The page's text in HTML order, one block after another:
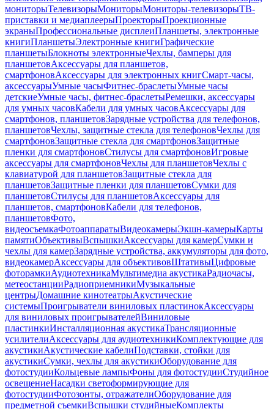
мониторыТелевизорыМониторыМониторы-телевизорыТВ-
приставки и медиаплеерыПроекторыПроекционные
экраныПрофессиональные дисплеиПланшеты, электронные
книгиПланшетыЭлектронные книгиГрафические
планшетыБлокноты электронныеЧехлы, бамперы для
планшетовАксессуары для планшетов,
смартфоновАксессуары для электронных книгСмарт-часы,
аксессуарыУмные часыФитнес-браслетыУмные часы
детскиеУмные часы, фитнес-браслетыРемешки, аксессуары
для умных часовКабели для умных часовАксессуары для
смартфонов, планшетовЗарядные устройства для телефонов,
планшетовЧехлы, защитные стекла для телефоновЧехлы для
смартфоновЗащитные стекла для смартфоновЗащитные
пленки для смартфоновСтилусы для смартфоновИгровые
аксессуары для смартфоновЧехлы для планшетовЧехлы с
клавиатурой для планшетовЗащитные стекла для
планшетовЗащитные пленки для планшетовСумки для
планшетовСтилусы для планшетовАксессуары для
планшетов, смартфоновКабели для телефонов,
планшетовФото,
видеосъемкаФотоаппаратыВидеокамерыЭкшн-камерыКарты
памятиОбъективыВспышкиАксессуары для камерСумки и
чехлы для камерЗарядные устройства, аккумуляторы для фото,
видеокамерАксессуары для объективовШтативыЦифровые
фоторамкиАудиотехникаМультимедиа акустикаРадиочасы,
метеостанцииРадиоприемникиМузыкальные
центрыДомашние кинотеатрыАкустические
системыПроигрыватели виниловых пластинокАксессуары
для виниловых проигрывателейВиниловые
пластинкиИнсталляционная акустикаТрансляционные
усилителиАксессуары для аудиотехникиКомплектующие для
акустикиАкустические кабелиПодставки, стойки для
акустикиСумки, чехлы для акустикиОборудование для
фотостудииКольцевые лампыФоны для фотостудииСтудийное
освещениеНасадки светоформирующие для
фотостудииФотозонты, отражателиОборудование для
предметной съемкиВспышки студийныеКомплекты